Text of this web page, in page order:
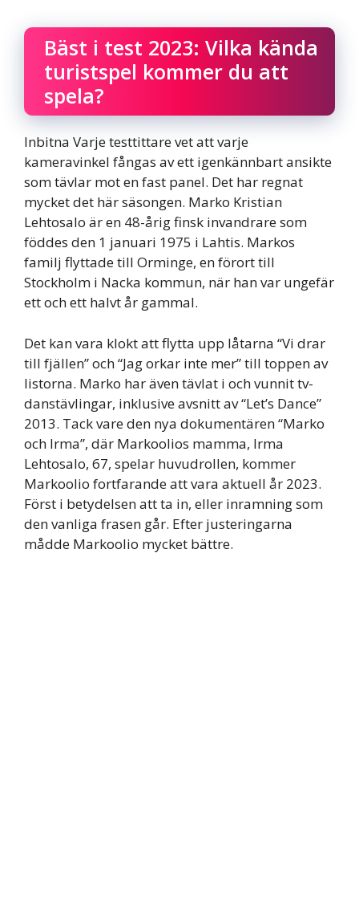
Bäst i test 2023: Vilka kända
turistspel kommer du att
spela?
Inbitna Varje testtittare vet att varje
kameravinkel fångas av ett igenkännbart ansikte
som tävlar mot en fast panel. Det har regnat
mycket det här säsongen. Marko Kristian
Lehtosalo är en 48-årig finsk invandrare som
föddes den 1 januari 1975 i Lahtis. Markos
familj flyttade till Orminge, en förort till
Stockholm i Nacka kommun, när han var ungefär
ett och ett halvt år gammal.
Det kan vara klokt att flytta upp låtarna “Vi drar
till fjällen” och “Jag orkar inte mer” till toppen av
listorna. Marko har även tävlat i och vunnit tv-
danstävlingar, inklusive avsnitt av “Let’s Dance”
2013. Tack vare den nya dokumentären “Marko
och Irma”, där Markoolios mamma, Irma
Lehtosalo, 67, spelar huvudrollen, kommer
Markoolio fortfarande att vara aktuell år 2023.
Först i betydelsen att ta in, eller inramning som
den vanliga frasen går. Efter justeringarna
mådde Markoolio mycket bättre.